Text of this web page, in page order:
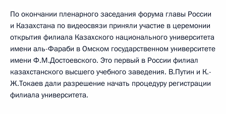
По окончании пленарного заседания форума главы России
и Казахстана по видеосвязи приняли участие в церемонии
открытия филиала Казахского национального университета
имени аль-Фараби в Омском государственном университете
имени Ф.М.Достоевского. Это первый в России филиал
казахстанского высшего учебного заведения. В.Путин и К.-
Ж.Токаев дали разрешение начать процедуру регистрации
филиала университета.